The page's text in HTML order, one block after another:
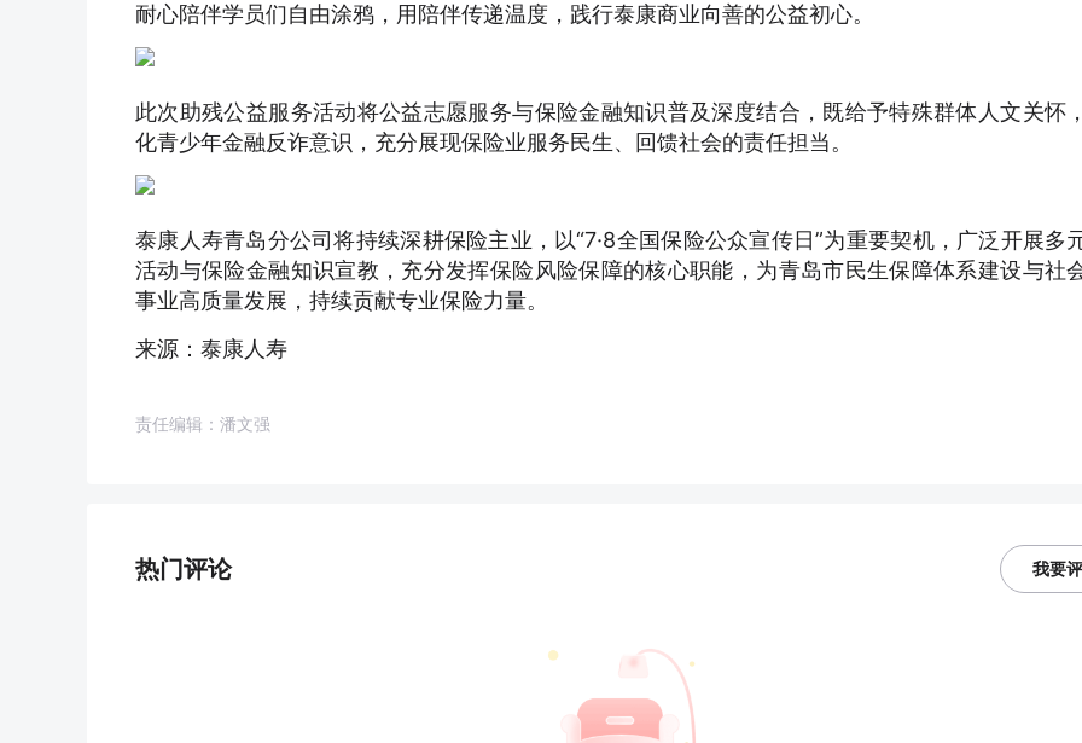
耐心陪伴学员们自由涂鸦，用陪伴传递温度，践行泰康商业向善的公益初心。
此次助残公益服务活动将公益志愿服务与保险金融知识普及深度结合，既给予特殊群体人文关怀
化青少年金融反诈意识，充分展现保险业服务民生、回馈社会的责任担当。
泰康人寿青岛分公司将持续深耕保险主业，以“7·8全国保险公众宣传日”为重要契机，广泛开展多
活动与保险金融知识宣教，充分发挥保险风险保障的核心职能，为青岛市民生保障体系建设与社
事业高质量发展，持续贡献专业保险力量。
来源：泰康人寿
责任编辑：潘文强
热门评论 我要